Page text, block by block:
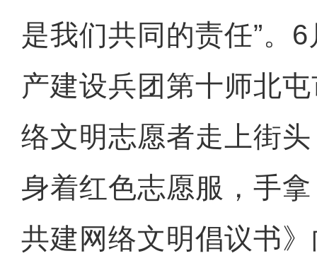
是我们共同的责任”。
产建设兵团第十师北
络文明志愿者走上街
身着红色志愿服，手
共建网络文明倡议书